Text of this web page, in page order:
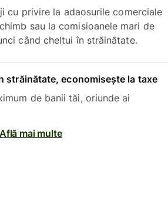
cu privire la adaosurile comerciale
sau la comisioanele mari de
când cheltui în străinătate.
străinătate, economisește la taxe
de banii tăi, oriunde ai
Află mai multe